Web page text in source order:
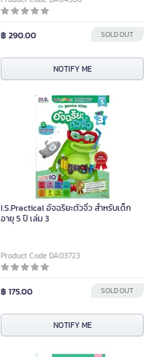
฿ 290.00 SOLD OUT
NOTIFY ME
I.S.Practical อัจฉริยะตัวจิ๋ว สำหรับเด็ก
อายุ 5 ปี เล่ม 3
Product Code DA03723
฿ 175.00 SOLD OUT
NOTIFY ME